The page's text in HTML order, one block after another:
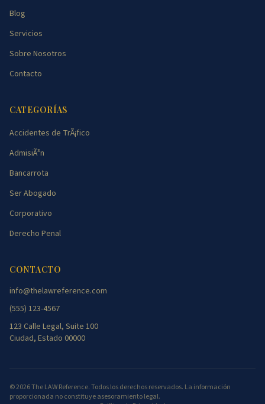
Blog
Servicios
Sobre Nosotros
Contacto
CATEGORÍAS
Accidentes de TrÃ¡fico
AdmisiÃ³n
Bancarrota
Ser Abogado
Corporativo
Derecho Penal
CONTACTO
info@thelawreference.com
(555) 123-4567
123 Calle Legal, Suite 100
Ciudad, Estado 00000
©2026The LAW Reference. Todos los derechos reservados. La información
proporcionada no constituye asesoramiento legal.